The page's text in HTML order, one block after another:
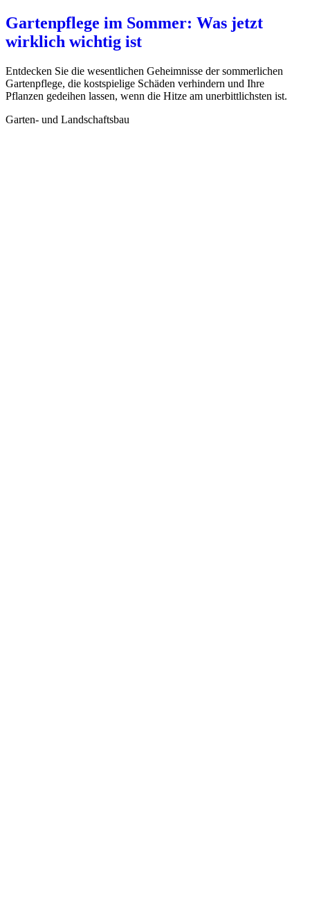
Gartenpflege im Sommer: Was jetzt
wirklich wichtig ist
Entdecken Sie die wesentlichen Geheimnisse der sommerlichen
Gartenpflege, die kostspielige Schäden verhindern und Ihre
Pflanzen gedeihen lassen, wenn die Hitze am unerbittlichsten ist.
Garten- und Landschaftsbau